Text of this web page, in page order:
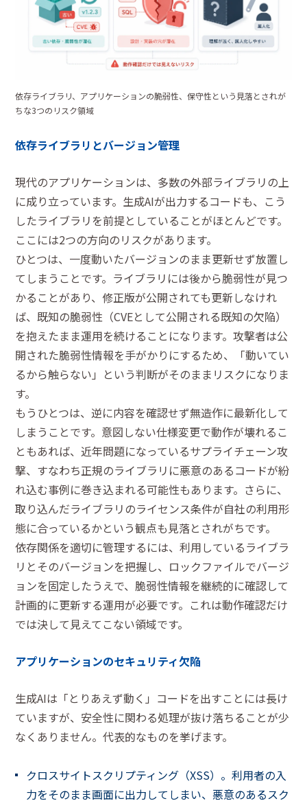
依存ライブラリ、アプリケーションの脆弱性、保守性という見落とされが
ちな3つのリスク領域
依存ライブラリとバージョン管理
現代のアプリケーションは、多数の外部ライブラリの上
に成り立っています。生成AIが出力するコードも、こう
したライブラリを前提としていることがほとんどです。
ここには2つの方向のリスクがあります。
ひとつは、一度動いたバージョンのまま更新せず放置し
てしまうことです。ライブラリには後から脆弱性が見つ
かることがあり、修正版が公開されても更新しなけれ
ば、既知の脆弱性（CVEとして公開される既知の欠陥）
を抱えたまま運用を続けることになります。攻撃者は公
開された脆弱性情報を手がかりにするため、「動いてい
るから触らない」という判断がそのままリスクになりま
す。
もうひとつは、逆に内容を確認せず無造作に最新化して
しまうことです。意図しない仕様変更で動作が壊れるこ
ともあれば、近年問題になっているサプライチェーン攻
撃、すなわち正規のライブラリに悪意のあるコードが紛
れ込む事例に巻き込まれる可能性もあります。さらに、
取り込んだライブラリのライセンス条件が自社の利用形
態に合っているかという観点も見落とされがちです。
依存関係を適切に管理するには、利用しているライブラ
リとそのバージョンを把握し、ロックファイルでバージ
ョンを固定したうえで、脆弱性情報を継続的に確認して
計画的に更新する運用が必要です。これは動作確認だけ
では決して見えてこない領域です。
アプリケーションのセキュリティ欠陥
生成AIは「とりあえず動く」コードを出すことには長け
ていますが、安全性に関わる処理が抜け落ちることが少
なくありません。代表的なものを挙げます。
クロスサイトスクリプティング（XSS）。利用者の入
力をそのまま画面に出力してしまい、悪意のあるスク